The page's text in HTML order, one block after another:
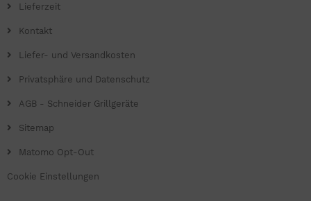
Lieferzeit
Kontakt
Liefer- und Versandkosten
Privatsphäre und Datenschutz
AGB - Schneider Grillgeräte
Sitemap
Matomo Opt-Out
Cookie Einstellungen